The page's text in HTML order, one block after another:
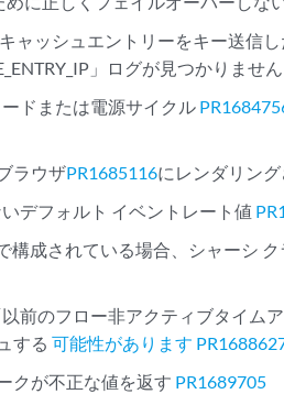
ャッシュエントリーをキー送信
」ログが見つかりません
ドまたは電源サイクル
ラウザPR1685116にレンダリン
デフォルト イベントレート値
構成されている場合、シャーシ
前のフロー非アクティブタイム
する可能性があります
クが不正な値を返す PR1689705